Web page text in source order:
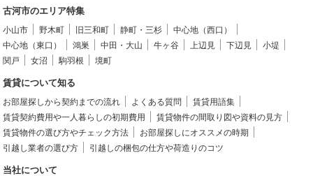
古河市のエリア特集
小山市 野木町 旧三和町 静町・三杉
中心地（西口）
中心地（東口）
鴻巣 中田・大山 牛ヶ谷 上辺見 下辺見
小堤
関戸
女沼 駒羽根 境町
賃貸について知る
お部屋探しから契約までの流れ よくある質問
賃貸用語集
賃貸契約費用や一人暮らしの初期費用
賃貸物件の間取り図や資料の見方
賃貸物件の選び方やチェック方法
お部屋探しにオススメの時期
引越し業者の選び方
引越しの梱包の仕方や荷造りのコツ
当社について